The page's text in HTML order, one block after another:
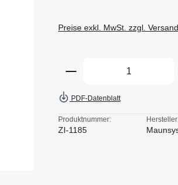
Preise exkl. MwSt. zzgl.
Produkt Anzahl:
PDF-Datenblatt
Produktnummer:
ZI-1185